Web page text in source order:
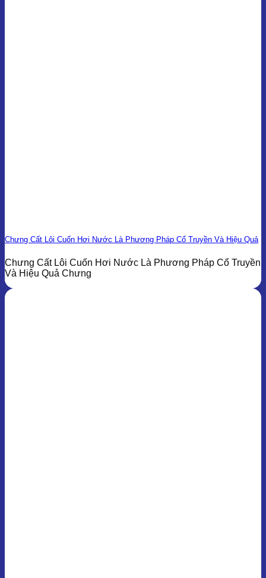
Chưng Cất Lôi Cuốn Hơi Nước Là Phương Pháp Cổ Truyền Và Hiệu Quả
Chưng Cất Lôi Cuốn Hơi Nước Là Phương Pháp Cổ Truyền
Và Hiệu Quả Chưng